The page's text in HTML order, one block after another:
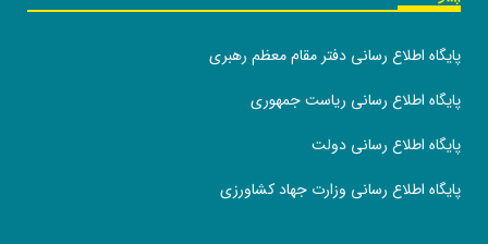
پایگاه اطلاع رسانی دفتر مقام معظم رهبری
پایگاه اطلاع رسانی ریاست جمهوری
پایگاه اطلاع رسانی دولت
پایگاه اطلاع رسانی وزارت جهاد کشاورزی